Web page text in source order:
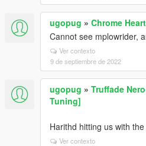
ugopug » Chrome
Cannot see mplowrider,
Ver contexto
9 de septiembre de 2022
ugopug » Truffade
Tuning]
Harithd hitting us with
Ver contexto